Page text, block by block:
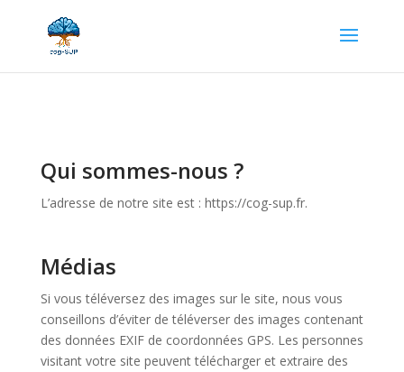
Qui sommes-nous ?
L’adresse de notre site est : https://cog-sup.fr.
Médias
Si vous téléversez des images sur le site, nous vous
conseillons d’éviter de téléverser des images contenant
des données EXIF de coordonnées GPS. Les personnes
visitant votre site peuvent télécharger et extraire des